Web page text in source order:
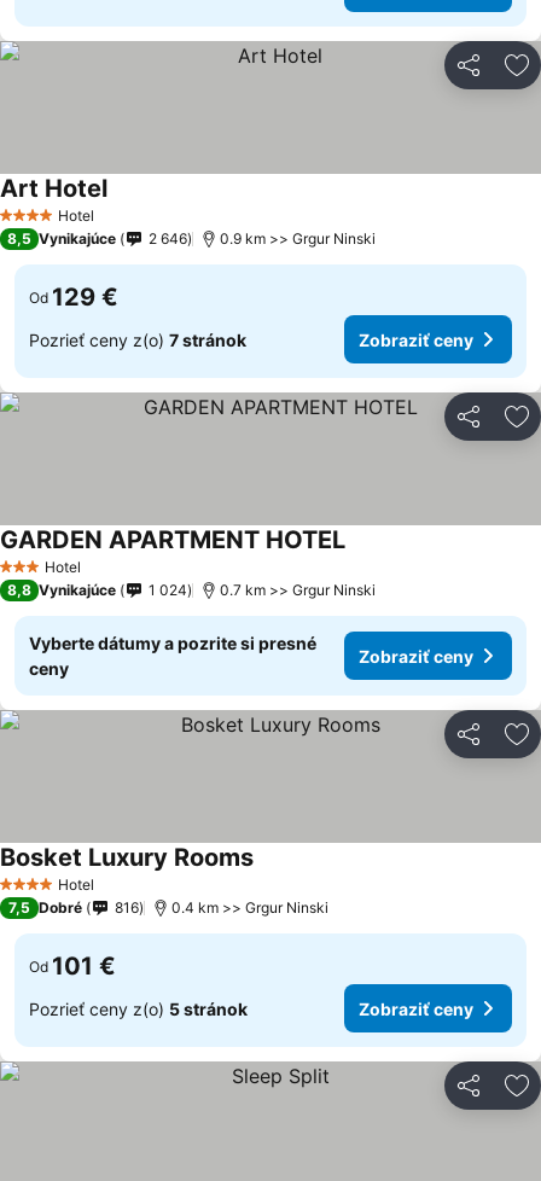
Zdieľať
4 Počet hviezdičiek
Hotel
Art HotelZobraziť ceny
8,5 Vynikajúce 2 646 0.9 km >> Grgur Ninski
Od 129 €
Pozrieť ceny z(o) 7 stránok Zobraziť ceny
Zdieľať
3 Počet hviezdičiek
Hotel
GARDEN APARTMENT HOTELZobraziť ceny
8,8 Vynikajúce 1 024 0.7 km >> Grgur Ninski
Vyberte dátumy a pozrite si presné
ceny
Zobraziť ceny
Zdieľať
4 Počet hviezdičiek
Hotel
Bosket Luxury RoomsZobraziť ceny
7,5 Dobré 816 0.4 km >> Grgur Ninski
Od 101 €
Pozrieť ceny z(o) 5 stránok Zobraziť ceny
Zdieľať